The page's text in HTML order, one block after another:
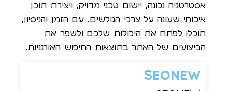
אסטרטגיה נכונה, יישום טכני מדויק, ויצירת תוכן
איכותי שעונה על צרכי הגולשים. עם הזמן והניסיון,
תוכלו לפתח את היכולות שלכם ולשפר את
הביצועים של האתר בתוצאות החיפוש האורגניות.
SEONEW